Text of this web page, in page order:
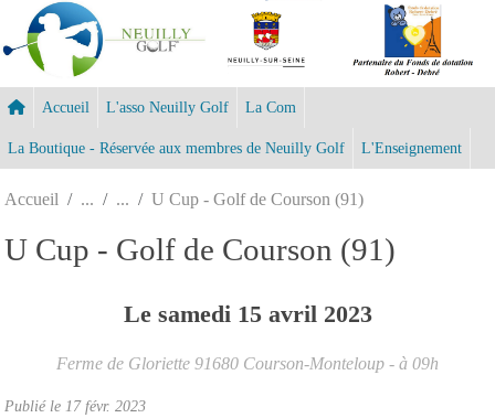
Accueil L'asso Neuilly Golf La Com
La Boutique - Réservée aux membres de Neuilly Golf L'Enseignement
Accueil U Cup - Golf de Courson (91)
U Cup - Golf de Courson (91)
Le samedi 15 avril 2023
Ferme de Gloriette 91680 Courson-Monteloup - à 09h
Publié le 17 févr. 2023
Panneau de gestion des cookies